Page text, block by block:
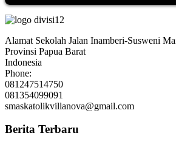
Alamat Sekolah Jalan Inamberi-Susweni
Provinsi Papua Barat
Indonesia
Phone:
081247514750
081354099091
smaskatolikvillanova@gmail.com
Berita Terbaru